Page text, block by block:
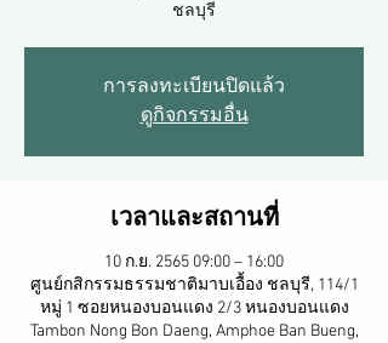
ชลบุรี
การลงทะเบียนปิดแล้ว
ดูกิจกรรมอื่น
เวลาและสถานที่
10 ก.ย. 2565 09:00 – 16:00
ศูนย์กสิกรรมธรรมชาติมาบเอื้อง ชลบุรี, 114/1
หมู่ 1 ซอยหนองบอนแดง 2/3 หนองบอนแดง
Tambon Nong Bon Daeng, Amphoe Ban Bueng,